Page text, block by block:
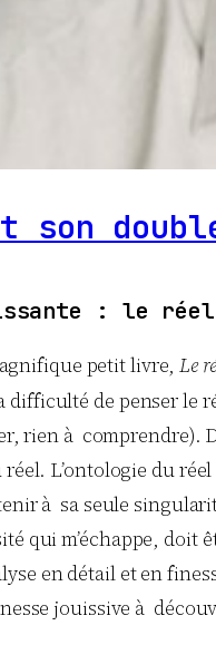
son
: le
petit livre,Le
difficulté de penser le
rien à comprendre).
L’ontologie du
à sa seule
qui m’échappe, doit
en détail et en
jouissive à